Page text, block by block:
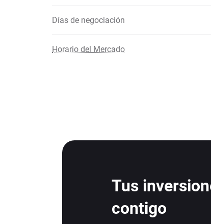
Días de negociación
Horario del Mercado
Tus
contigo